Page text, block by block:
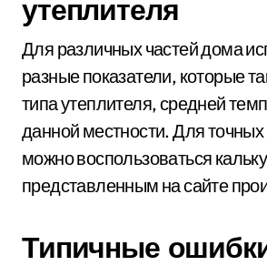
утеплителя
Для различных частей дома
разные показатели, которые
типа утеплителя, средней
данной местности. Для точных
можно воспользоваться
представленным на сайте
Типичные